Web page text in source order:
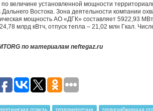
по величине установленной мощности
Дальнего Востока. Зона деятельности компании
мощность АО «ДГК» составляет 5922,93
млрд кВтч, отпуск тепла – 21,02 млн Гкал.
по материалам neftegaz.ru
отрасль теплоэнергетика теплоснабжающая